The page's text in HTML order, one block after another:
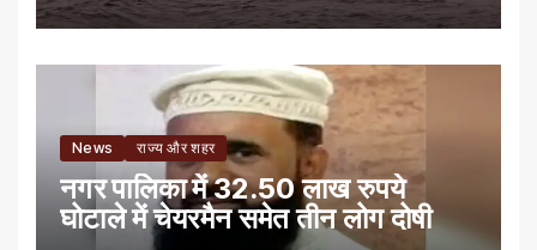
News राज्य और शहर
नगर पालिका में 32.50 लाख रुपये
घोटाले में चेयरमैन समेत तीन लोग दोषी